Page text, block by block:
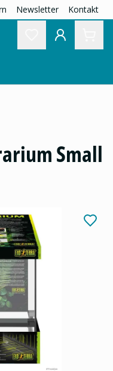
Newsletter Kontakt
Small